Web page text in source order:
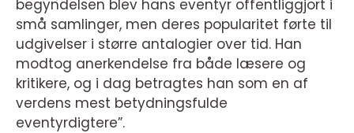
begyndelsen blev hans eventyr offentliggjort i
små samlinger, men deres popularitet førte til
udgivelser i større antalogier over tid. Han
modtog anerkendelse fra både læsere og
kritikere, og i dag betragtes han som en af
verdens mest betydningsfulde
eventyrdigtere”.